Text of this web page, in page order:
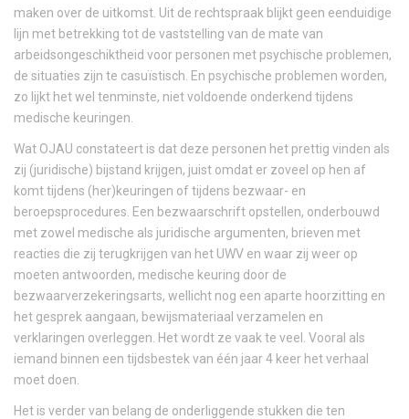
maken over de uitkomst. Uit de rechtspraak blijkt geen eenduidige
lijn met betrekking tot de vaststelling van de mate van
arbeidsongeschiktheid voor personen met psychische problemen,
de situaties zijn te casuïstisch. En psychische problemen worden,
zo lijkt het wel tenminste, niet voldoende onderkend tijdens
medische keuringen.
Wat OJAU constateert is dat deze personen het prettig vinden als
zij (juridische) bijstand krijgen, juist omdat er zoveel op hen af
komt tijdens (her)keuringen of tijdens bezwaar- en
beroepsprocedures. Een bezwaarschrift opstellen, onderbouwd
met zowel medische als juridische argumenten, brieven met
reacties die zij terugkrijgen van het UWV en waar zij weer op
moeten antwoorden, medische keuring door de
bezwaarverzekeringsarts, wellicht nog een aparte hoorzitting en
het gesprek aangaan, bewijsmateriaal verzamelen en
verklaringen overleggen. Het wordt ze vaak te veel. Vooral als
iemand binnen een tijdsbestek van één jaar 4 keer het verhaal
moet doen.
Het is verder van belang de onderliggende stukken die ten